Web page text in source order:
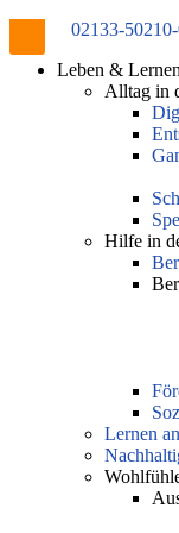
02133-
Leben & Lernen
Alltag in
Hilfe in
Lernen